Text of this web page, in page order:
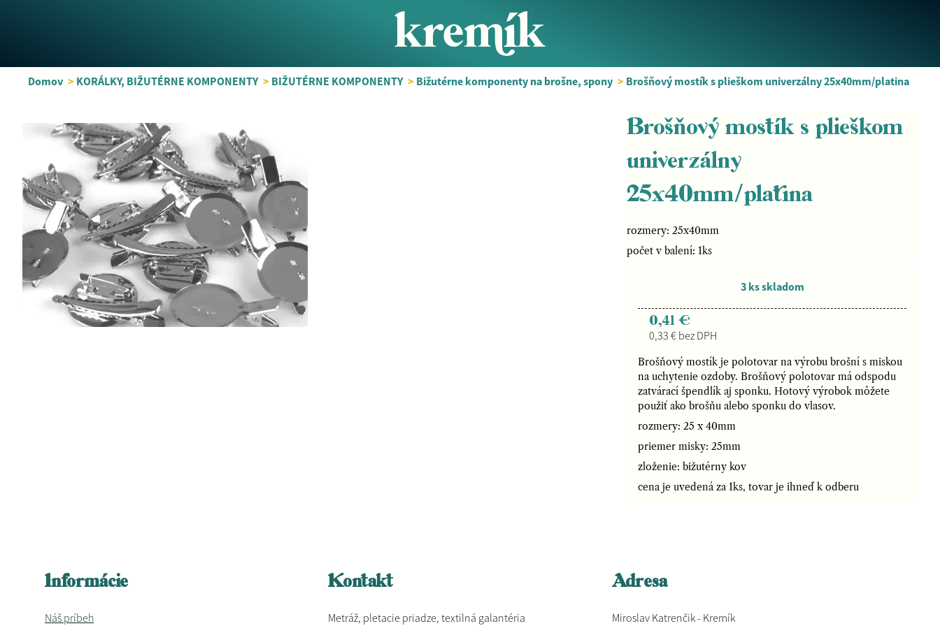
Domov > KORÁLKY, BIŽUTÉRNE KOMPONENTY > BIŽUTÉRNE KOMPONENTY > Bižutérne komponenty na brošne, spony > Brošňový mostík s plieškom univerzálny 25x40mm/platina
Brošňový mostík s plieškom
univerzálny
25x40mm/platina
rozmery: 25x40mm
počet v balení: 1ks
3 ks skladom
0,41 €
0,33 € bez DPH
Brošňový mostík je polotovar na výrobu brošní s miskou
na uchytenie ozdoby. Brošňový polotovar má odspodu
zatvárací špendlík aj sponku. Hotový výrobok môžete
použiť ako brošňu alebo sponku do vlasov.
rozmery: 25 x 40mm
priemer misky: 25mm
zloženie: bižutérny kov
cena je uvedená za 1ks, tovar je ihneď k odberu
Informácie
Náš príbeh
Kontakt
Metráž, pletacie priadze, textilná galantéria
Adresa
Miroslav Katrenčik - Kremík